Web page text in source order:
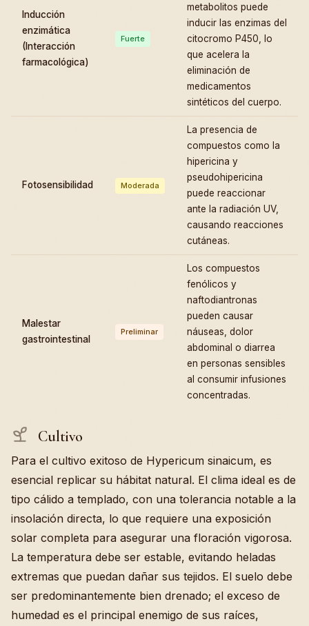
Inducción
enzimática
(Interacción
farmacológica)
Fuerte
metabolitos puede
inducir las enzimas del
citocromo P450, lo
que acelera la
eliminación de
medicamentos
sintéticos del cuerpo.
Fotosensibilidad Moderada
La presencia de
compuestos como la
hipericina y
pseudohipericina
puede reaccionar
ante la radiación UV,
causando reacciones
cutáneas.
Malestar
gastrointestinal
Preliminar
Los compuestos
fenólicos y
naftodiantronas
pueden causar
náuseas, dolor
abdominal o diarrea
en personas sensibles
al consumir infusiones
concentradas.
Cultivo
Para el cultivo exitoso de Hypericum sinaicum, es
esencial replicar su hábitat natural. El clima ideal es de
tipo cálido a templado, con una tolerancia notable a la
insolación directa, lo que requiere una exposición
solar completa para asegurar una floración vigorosa.
La temperatura debe ser estable, evitando heladas
extremas que puedan dañar sus tejidos. El suelo debe
ser predominantemente bien drenado; el exceso de
humedad es el principal enemigo de sus raíces,